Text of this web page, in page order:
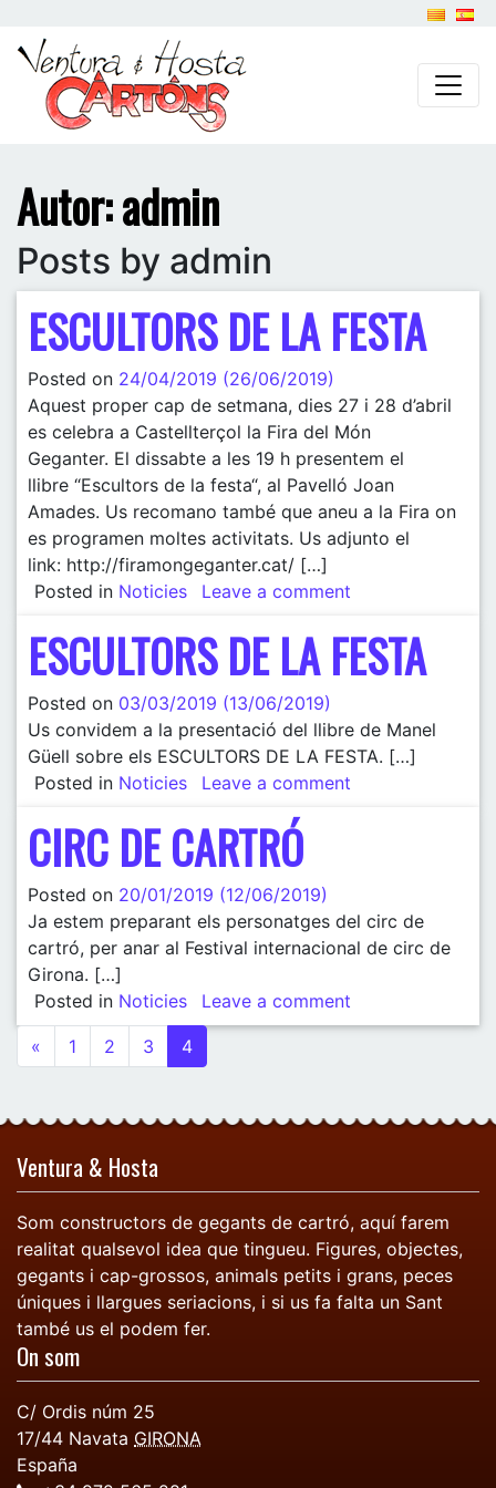
Autor:admin
Posts by admin
ESCULTORS DE LA FESTA
Posted on 24/04/2019 (26/06/2019)
Aquest proper cap de setmana, dies 27 i 28 d’abril
es celebra a Castellterçol la Fira del Món
Geganter. El dissabte a les 19 h presentem el
llibre “Escultors de la festa“, al Pavelló Joan
Amades. Us recomano també que aneu a la Fira on
es programen moltes activitats. Us adjunto el
link: http://firamongeganter.cat/ […]
Posted in Noticies Leave a comment
ESCULTORS DE LA FESTA
Posted on 03/03/2019 (13/06/2019)
Us convidem a la presentació del llibre de Manel
Güell sobre els ESCULTORS DE LA FESTA. […]
Posted in Noticies Leave a comment
CIRC DE CARTRÓ
Posted on 20/01/2019 (12/06/2019)
Ja estem preparant els personatges del circ de
cartró, per anar al Festival internacional de circ de
Girona. […]
Posted in Noticies Leave a comment
Posts navigation
« 1 2 3 4
Ventura & Hosta
Som constructors de gegants de cartró, aquí farem
realitat qualsevol idea que tingueu. Figures, objectes,
gegants i cap-grossos, animals petits i grans, peces
úniques i llargues seriacions, i si us fa falta un Sant
també us el podem fer.
On som
C/ Ordis núm 25
17/44 Navata GIRONA
España